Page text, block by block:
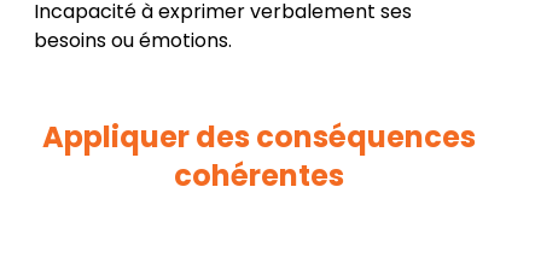
Incapacité à exprimer verbalement ses
besoins ou émotions.
Appliquer des conséquences
cohérentes